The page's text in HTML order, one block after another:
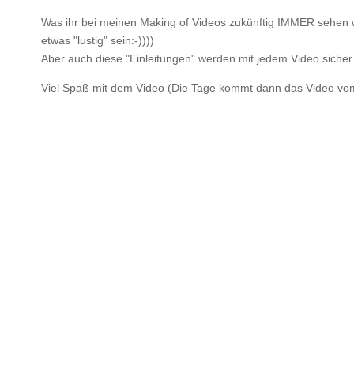
Was ihr bei meinen Making of Videos zukünftig IMMER
etwas "lustig" sein:-))))
Aber auch diese "Einleitungen" werden mit jedem Video sicher
Viel Spaß mit dem Video (Die Tage kommt dann das Video